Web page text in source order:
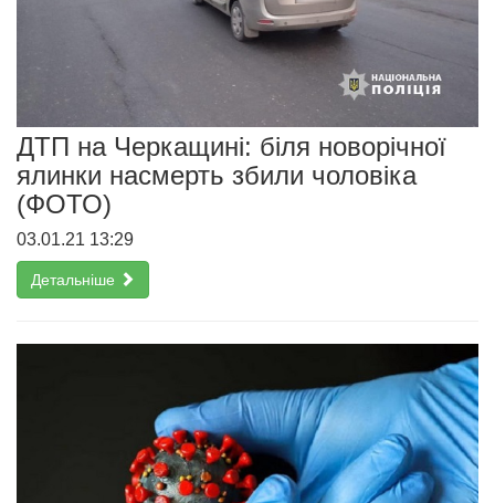
ДТП на Черкащині: біля новорічної
ялинки насмерть збили чоловіка
(ФОТО)
03.01.21 13:29
Детальніше